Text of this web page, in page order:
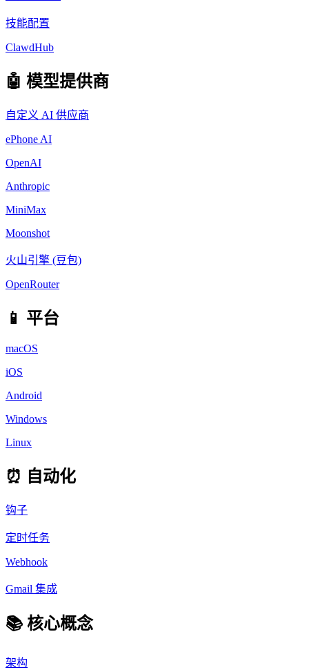
技能配置
ClawdHub
🤖 模型提供商
自定义 AI 供应商
ePhone AI
OpenAI
Anthropic
MiniMax
Moonshot
火山引擎 (豆包)
OpenRouter
📱 平台
macOS
iOS
Android
Windows
Linux
⏰ 自动化
钩子
定时任务
Webhook
Gmail 集成
📚 核心概念
架构